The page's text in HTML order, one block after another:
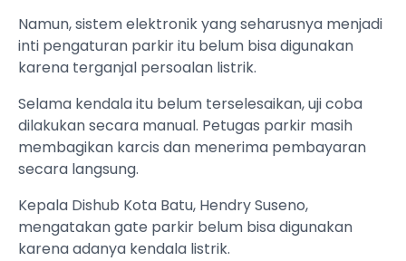
Namun, sistem elektronik yang seharusnya menjadi
inti pengaturan parkir itu belum bisa digunakan
karena terganjal persoalan listrik.
Selama kendala itu belum terselesaikan, uji coba
dilakukan secara manual. Petugas parkir masih
membagikan karcis dan menerima pembayaran
secara langsung.
Kepala Dishub Kota Batu, Hendry Suseno,
mengatakan gate parkir belum bisa digunakan
karena adanya kendala listrik.